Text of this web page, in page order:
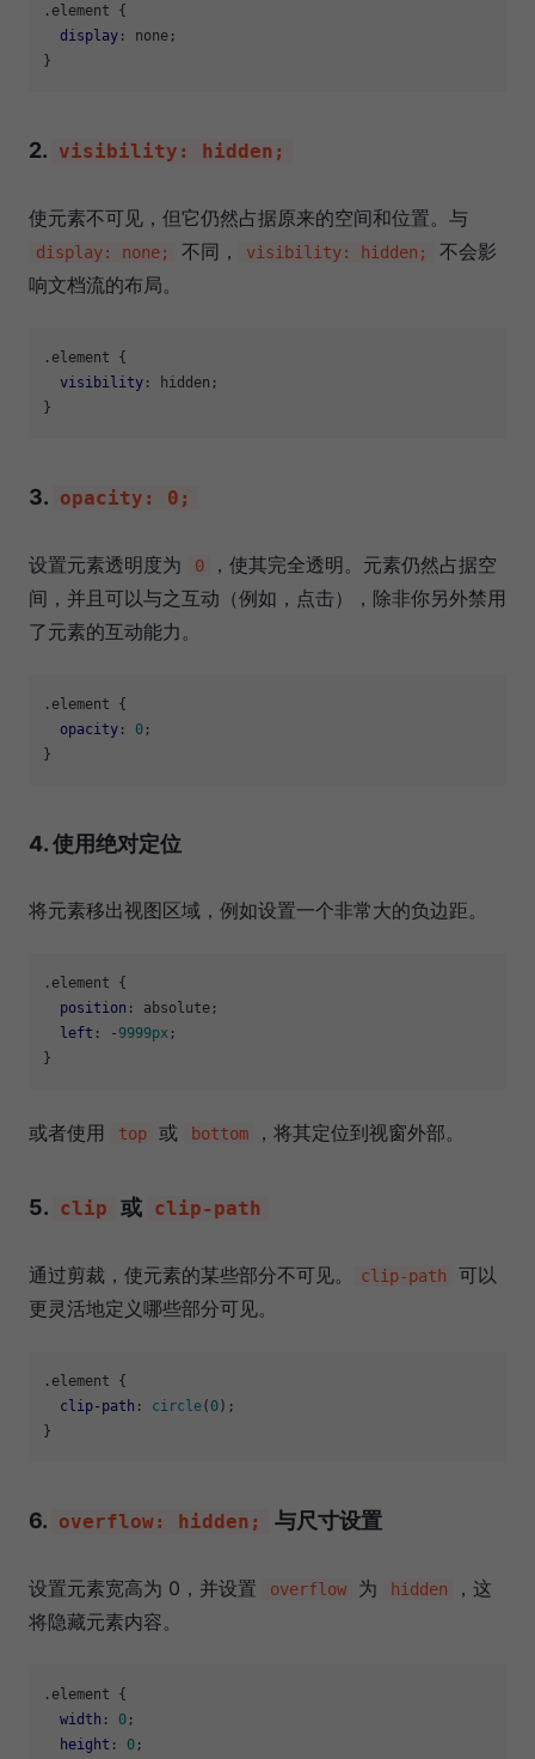
.element {
display : none;
2. visibility: hidden;
使元素不可见，但它仍然占据原来的空间和位置。与
display: none; 不同， visibility: hidden;
不会影
响文档流的布局。
.element {
visibility : hidden;
3. opacity: 0;
设置元素透明度为 0
，使其完全透明。元素仍然占据空
间，并且可以与之互动（例如，点击），除非你另外禁用
了元素的互动能力。
.element {
opacity : 0 ;
4. 使用绝对定位
将元素移出视图区域，例如设置一个非常大的负边距。
.element {
position : absolute;
left : - 9999px ;
或者使用 top 或 bottom ，将其定位到视窗外部。
5. clip 或 clip-path
通过剪裁，使元素的某些部分不可见。 clip-path
可以
更灵活地定义哪些部分可见。
.element {
clip-path : circle( 0);
6. overflow: hidden; 与尺寸设置
设置元素宽高为 0，并设置 overflow 为 hidden
，这
将隐藏元素内容。
.element {
width : 0 ;
height : 0 ;